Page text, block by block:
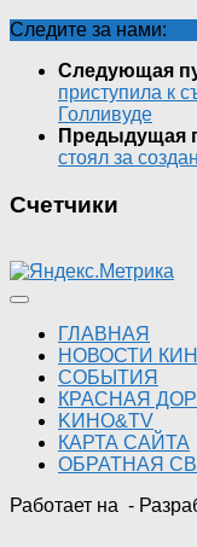
Следите за нами:
Следующая
приступила к
Голливуде
Предыдущая
стоял за
Счетчики
ГЛАВНАЯ
НОВОСТИ
СОБЫТИЯ
КРАСНАЯ
KИНО&TV
КАРТА САЙТА
ОБРАТНАЯ
Работает на -